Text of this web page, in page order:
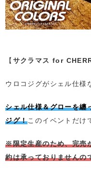
【 サクラマス for
ウロコジグがシェル仕様
シェル仕様＆グローを纏
ジグ！このイベントだけ
※限定生産のため、完売
約は承っておりませんの